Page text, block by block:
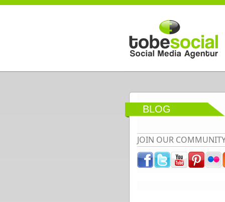
Direkt zum Inhalt
BLOG
JOIN OUR